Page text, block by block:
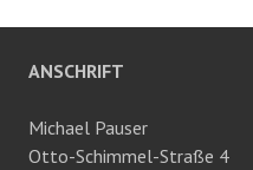
KONZERTE
ZUM
JÄHRIGEN
JUBILÄUM
Navigation
ANSCHRIFT
Michael Pauser
Otto-Schimmel-Straße 4